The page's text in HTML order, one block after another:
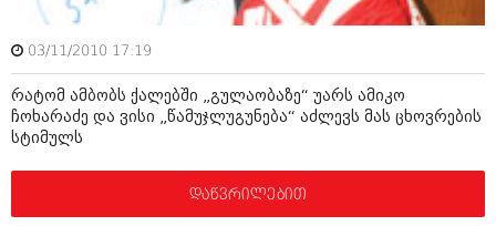
პოლიტიკა
ინტერვიუები
ამბები
საზოგადოება
მოდი, ვილაპარაკოთ
მოდა + დიზაინი
მოდი, ვილაპარაკოთ
მოდა + დიზაინი
რელიგია
03/11/2010 17:19
რატომ ამბობს ქალებში „გულაობაზე“ უარს ამიკო
ჩოხარაძე და ვისი „წამუჯლუგუნება“ აძლევს მას ცხოვრების
სტიმულს
დაწვრილებით